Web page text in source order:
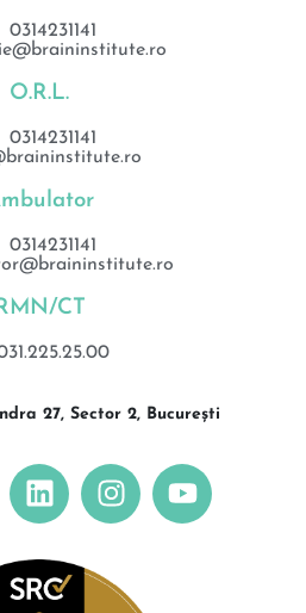
0314231141
O.R.L.
0314231141
0314231141
RMN/CT
27, Sector 2, București